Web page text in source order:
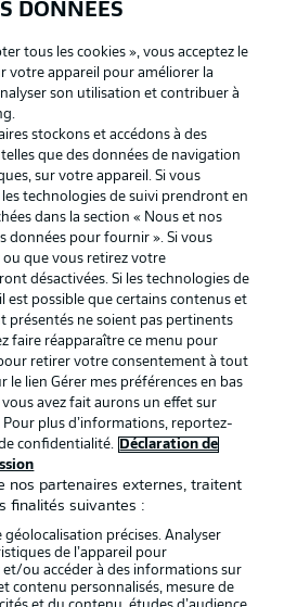
Conditions d’utilisation des
Gérer mes préférences
Diffuseurs
Contact
Joueurs
DONNÉES
tous les cookies », vous acceptez le
votre appareil pour améliorer la
son utilisation et contribuer à
stockons et accédons à des
que des données de navigation
sur votre appareil. Si vous
technologies de suivi prendront en
dans la section « Nous et nos
données pour fournir ». Si vous
ou que vous retirez votre
désactivées. Si les technologies de
est possible que certains contenus et
présentés ne soient pas pertinents
faire réapparaître ce menu pour
retirer votre consentement à tout
le lien Gérer mes préférences en bas
avez fait aurons un effet sur
plus d’informations, reportez-
confidentialité.
Déclaration de
nos partenaires externes, traitent
finalités suivantes :
géolocalisation précises. Analyser
de l’appareil pour
et/ou accéder à des informations sur
contenu personnalisés, mesure de